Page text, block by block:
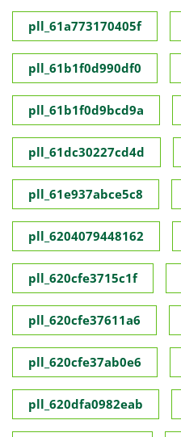
pll_61a773170405f
pll_61b1f0d990df0
pll_61b1f0d9bcd9a
pll_61dc30227cd4d
pll_61e937abce5c8
pll_6204079448162
pll_620cfe3715c1f
pll_620cfe37611a6
pll_620cfe37ab0e6
pll_620dfa0982eab